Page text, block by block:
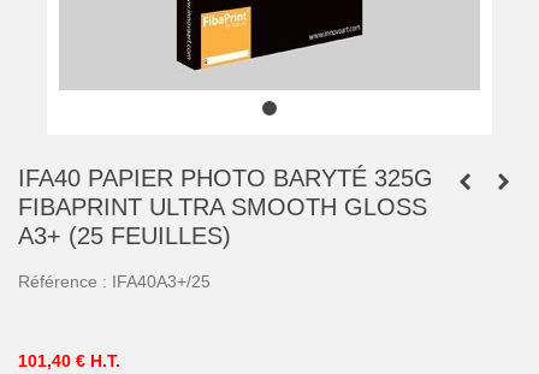
IFA40 PAPIER PHOTO BARYTÉ 325G
FIBAPRINT ULTRA SMOOTH GLOSS
A3+ (25 FEUILLES)
Référence : IFA40A3+/25
101,40 € H.T.